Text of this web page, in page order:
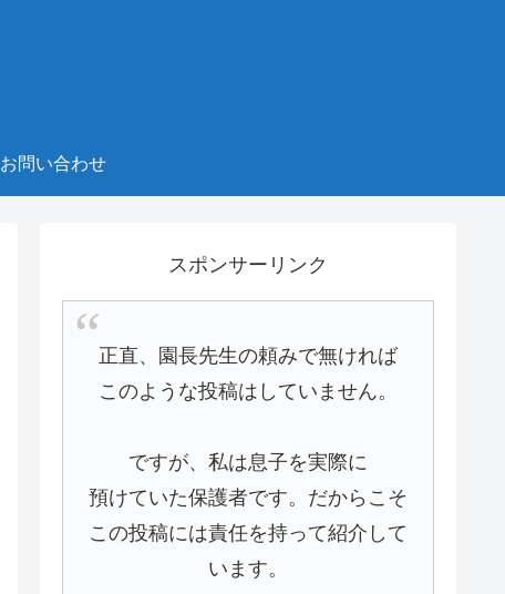
お問い合わせ
スポンサーリンク
正直、園長先生の頼みで無ければ
このような投稿はしていません。
ですが、私は息子を実際に
預けていた保護者です。だからこそ
この投稿には責任を持って紹介して
います。